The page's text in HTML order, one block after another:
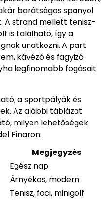
barátságos spanyol
A strand mellett tenisz-
is található, így a
unatkozni. A part
kávézó és fagyizó
legfinomabb fogásait
a sportpályák és
Az alábbi táblázat
milyen lehetőségek
Pinaron:
Megjegyzés
Egész nap
Árnyékos, modern
Tenisz, foci, minigolf